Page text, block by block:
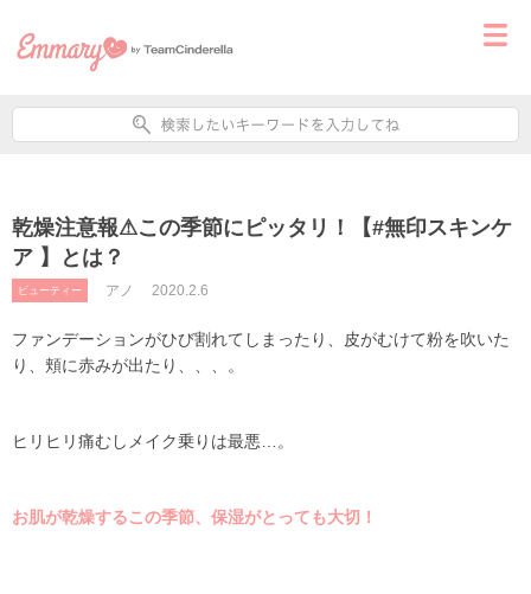
乾燥注意報⚠この季節にピッタリ！【#無印スキンケ
ア 】とは？
ビューティー アノ 2020.2.6
ファンデーションがひび割れてしまったり、皮がむけて粉を吹いた
り、頬に赤みが出たり、、、。
ヒリヒリ痛むしメイク乗りは最悪…。
お肌が乾燥するこの季節、保湿がとっても大切！